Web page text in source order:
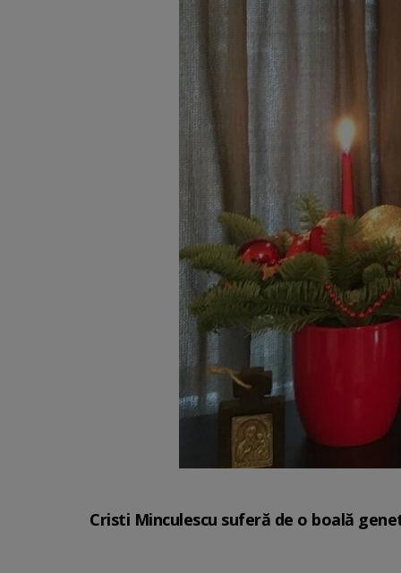
Cristi Minculescu suferă de o boală